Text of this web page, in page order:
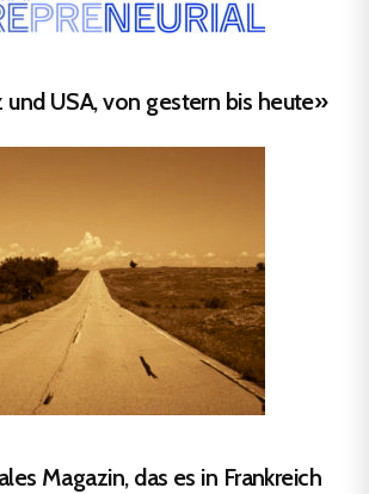
USA, von gestern bis heute»
Magazin, das es in Frankreich